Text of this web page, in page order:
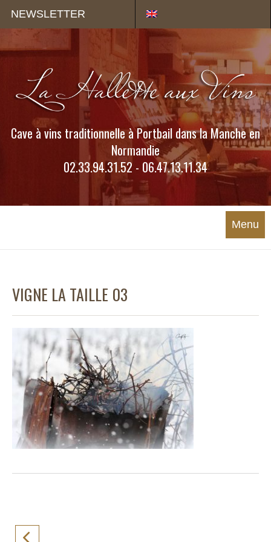
NEWSLETTER
Cave à vins traditionnelle à Portbail dans la Manche en
Normandie
02.33.94.31.52 - 06.47.13.11.34
Menu
VIGNE LA TAILLE 03
Panneau de gestion des cookies